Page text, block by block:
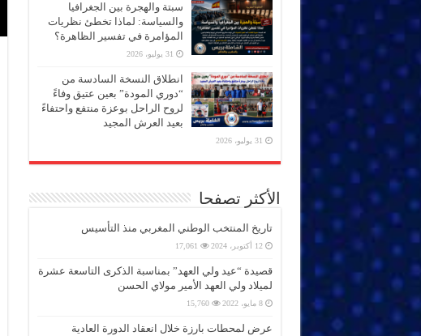
سبتة والهجرة بين الجغرافيا
والسياسة: لماذا تخطئ نظريات
المؤامرة في تفسير الظاهرة؟
31 يوليو، 2026
انطلاق النسخة السادسة من
“دوري المودة” بعين عتيق وفاءً
لروح الراحل بوعزة منتفع واحتفاءً
بعيد العرش المجيد
31 يوليو، 2026
الأكثر تصفحا
تاريخ المنتخب الوطني المغربي منذ التأسيس
12 أكتوبر، 2024 17,061
قصيدة “عيد ولي العهد” بمناسبة الذكرى التاسعة عشرة
لميلاد ولي العهد الأمير مولاي الحسن
8 مايو، 2022 15,760
عرض لمحطات بارزة خلال انعقاد الدورة العادية